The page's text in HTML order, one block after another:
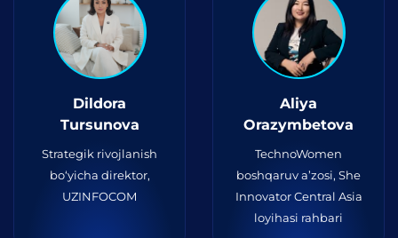
Dildora
Tursunova
Strategik rivojlanish
bo‘yicha direktor,
UZINFOCOM
Aliya
Orazymbetova
TechnoWomen
boshqaruv a’zosi, She
Innovator Central Asia
loyihasi rahbari